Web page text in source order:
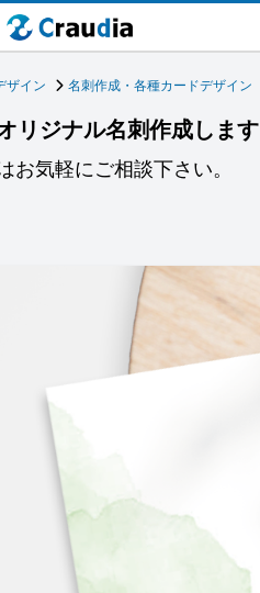
ザイン 名刺作成・各種カードデザイン
リジナル名刺作成します
気軽にご相談下さい。